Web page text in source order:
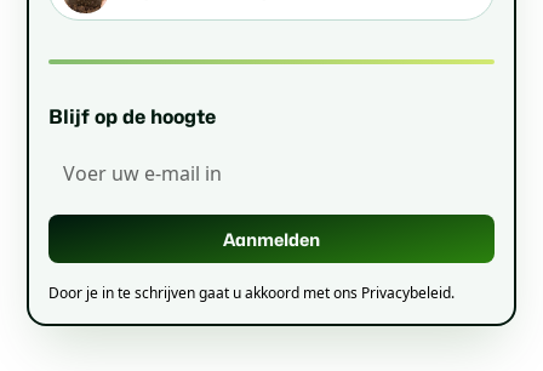
Blijf op de hoogte
Door je in te schrijven gaat u akkoord met ons Privacybeleid.